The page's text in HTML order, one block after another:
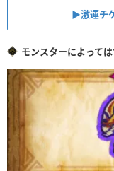
▶︎激運チ
モンスターによって